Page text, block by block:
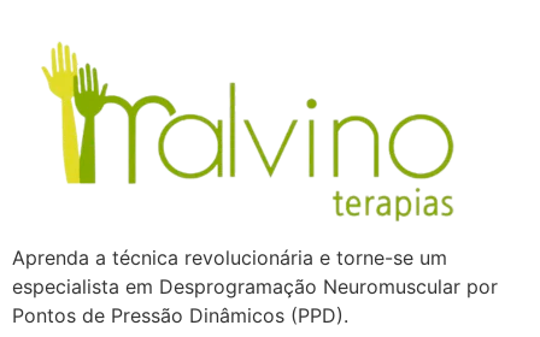
Aprenda a técnica revolucionária e torne-se um
especialista em Desprogramação Neuromuscular por
Pontos de Pressão Dinâmicos (PPD).